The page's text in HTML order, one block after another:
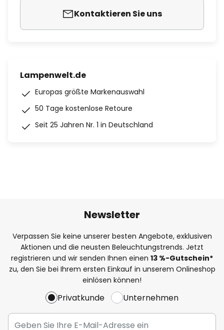
Kontaktieren Sie uns
Lampenwelt.de
Europas größte Markenauswahl
50 Tage kostenlose Retoure
Seit 25 Jahren Nr. 1 in Deutschland
Newsletter
Verpassen Sie keine unserer besten Angebote, exklusiven
Aktionen und die neusten Beleuchtungstrends. Jetzt
registrieren und wir senden Ihnen einen 13 %-Gutschein*
zu, den Sie bei Ihrem ersten Einkauf in unserem Onlineshop
einlösen können!
Privatkunde Unternehmen